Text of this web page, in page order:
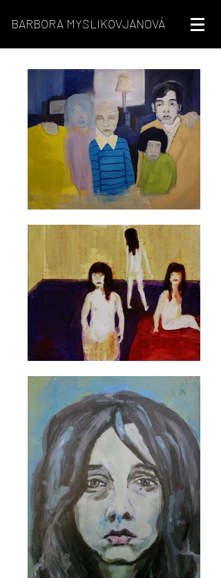
BARBORA MYSLIKOVJANOVÁ